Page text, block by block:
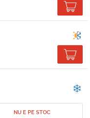
NU E PE STOC